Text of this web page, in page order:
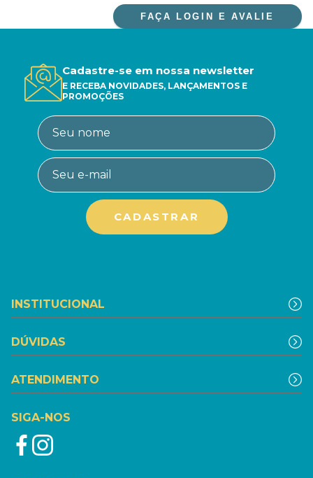
FAÇA LOGIN E AVALIE
Cadastre-se em nossa newsletter
E RECEBA NOVIDADES, LANÇAMENTOS E
PROMOÇÕES
INSTITUCIONAL
DÚVIDAS
ATENDIMENTO
SIGA-NOS